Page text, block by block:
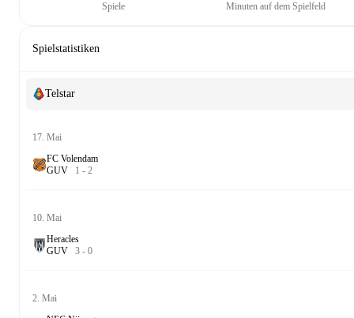
Spiele Minuten auf dem Spielfeld
Spielstatistiken
Telstar
17. Mai
FC Volendam
GUV 1 - 2
10. Mai
Heracles
GUV 3 - 0
2. Mai